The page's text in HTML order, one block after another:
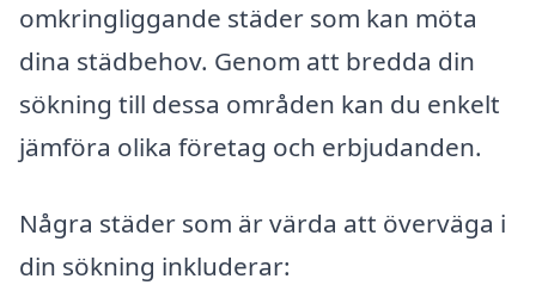
omkringliggande städer som kan möta
dina städbehov. Genom att bredda din
sökning till dessa områden kan du enkelt
jämföra olika företag och erbjudanden.
Några städer som är värda att överväga i
din sökning inkluderar: